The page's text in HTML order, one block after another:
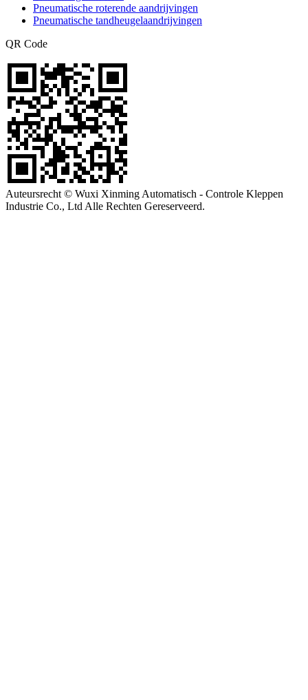
Pneumatische roterende aandrijvingen
Pneumatische tandheugelaandrijvingen
QR Code
Auteursrecht © Wuxi Xinming Automatisch - Controle Kleppen
Industrie Co., Ltd Alle Rechten Gereserveerd.